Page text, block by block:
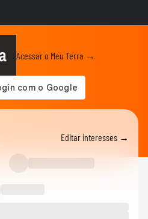
revela os signos que
nesta...
revela como câncer levou à
de inflamação...
realidade virtual e montanha-
Acessar o Meu Terra →
Editar interesses →